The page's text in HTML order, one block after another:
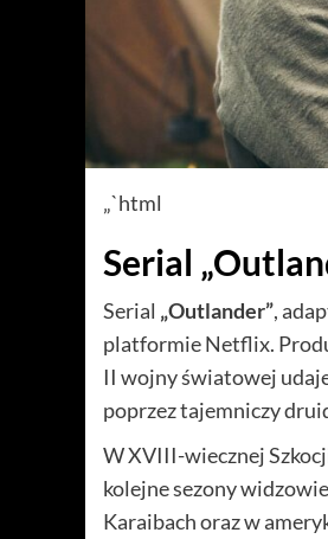
„`html
Serial
Serial „Outlander”,
platformie Netflix.
II wojny światowej
poprzez tajemniczy
W XVIII-wiecznej
kolejne sezony
Karaibach oraz w